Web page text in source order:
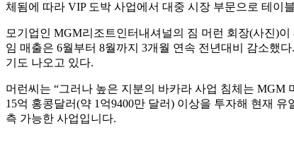
체됨에 따라 VIP 도박 사업에서 대중 시장 부문으로 테이
모기업인 MGM리조트인터내셔널의 짐 머런 회장(사진)
임 매출은 6월부터 8월까지 3개월 연속 전년대비 감소했
기도 나오고 있다.
머런씨는 “그러나 높은 지분의 바카라 사업 침체는 MGM
15억 홍콩달러(약 1억9400만 달러) 이상을 투자해 현재
측 가능한 사업입니다.